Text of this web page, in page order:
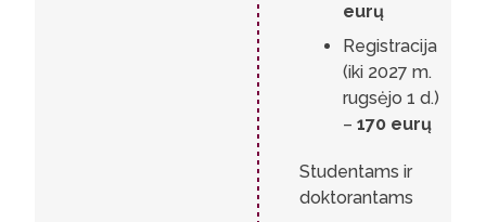
eurų
Registracija
(iki 2027 m.
rugsėjo 1 d.)
– 170 eurų
Studentams ir
doktorantams